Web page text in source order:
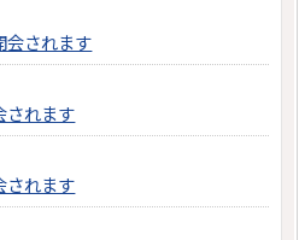
会されます
されます
されます